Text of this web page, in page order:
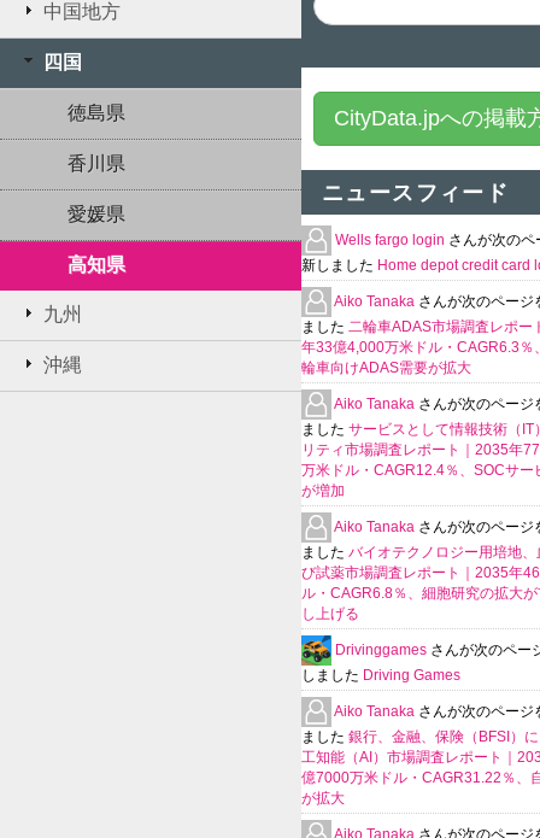
中国地方
四国
徳島県
香川県
愛媛県
高知県
九州
沖縄
CityData.jpへの掲載
ニュースフィード
Wells fargo login さんが次のペ
新しました Home depot credit card
Aiko Tanaka さんが次のページ
ました 二輪車ADAS市場調査レポー
年33億4,000万米ドル・CAGR6.3％
輪車向けADAS需要が拡大
Aiko Tanaka さんが次のページ
ました サービスとして情報技術（IT
リティ市場調査レポート｜2035年
万米ドル・CAGR12.4％、SOCサー
が増加
Aiko Tanaka さんが次のページ
ました バイオテクノロジー用培地、
び試薬市場調査レポート｜2035年
ル・CAGR6.8％、細胞研究の拡大
し上げる
Drivinggames さんが次のペー
しました Driving Games
Aiko Tanaka さんが次のページ
ました 銀行、金融、保険（BFSI）
工知能（AI）市場調査レポート｜
億7000万米ドル・CAGR31.22％、
が拡大
Aiko Tanaka さんが次のページ